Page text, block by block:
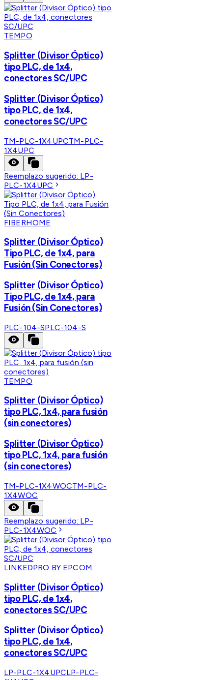
TEMPO
Splitter (Divisor Óptico)
tipo PLC, de 1x4,
conectores SC/UPC
Splitter (Divisor Óptico)
tipo PLC, de 1x4,
conectores SC/UPC
TM-PLC-1X4UPCTM-PLC-
1X4UPC
Reemplazo sugerido: LP-
PLC-1X4UPC
FIBERHOME
Splitter (Divisor Óptico)
Tipo PLC, de 1x4, para
Fusión (Sin Conectores)
Splitter (Divisor Óptico)
Tipo PLC, de 1x4, para
Fusión (Sin Conectores)
PLC-104-SPLC-104-S
TEMPO
Splitter (Divisor Óptico)
tipo PLC, 1x4, para fusión
(sin conectores)
Splitter (Divisor Óptico)
tipo PLC, 1x4, para fusión
(sin conectores)
TM-PLC-1X4WOCTM-PLC-
1X4WOC
Reemplazo sugerido: LP-
PLC-1X4WOC
LINKEDPRO BY EPCOM
Splitter (Divisor Óptico)
tipo PLC, de 1x4,
conectores SC/UPC
Splitter (Divisor Óptico)
tipo PLC, de 1x4,
conectores SC/UPC
LP-PLC-1X4UPCLP-PLC-